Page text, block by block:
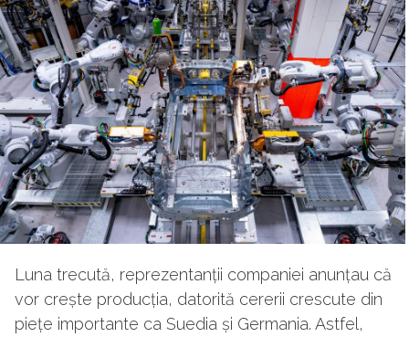
Luna trecută, reprezentanții companiei anunțau că
vor crește producția, datorită cererii crescute din
piețe importante ca Suedia și Germania. Astfel,